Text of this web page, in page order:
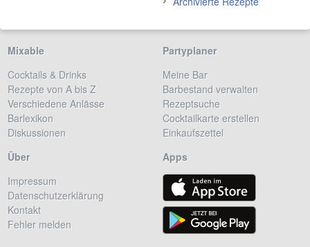
Mixable
Cocktails & Drinks
Rezepte von A bis Z
Verschiedene Anlässe
Barlexikon
Diskussionen
Partyplaner
Meine Bar
Barbestand verwalten
Rezeptsuche
Cocktailkarte erstellen
Einkaufszettel
Über
Impressum
Datenschutzerklärung
Kontakt
Fehler melden
Apps